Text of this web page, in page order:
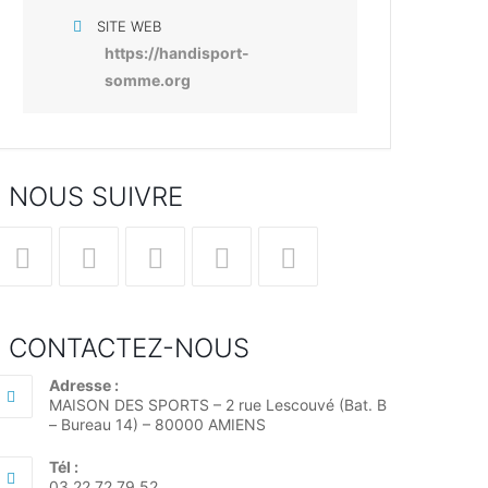
SITE WEB
https://handisport-
somme.org
NOUS SUIVRE
onglet
un
nouvel
onglet
un
onglet
un
onglet
onglet
CONTACTEZ-NOUS
Adresse :
MAISON DES SPORTS – 2 rue Lescouvé (Bat. B
– Bureau 14) – 80000 AMIENS
Tél :